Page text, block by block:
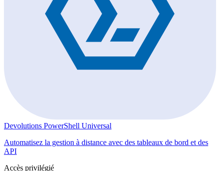
Devolutions PowerShell Universal
Automatisez la gestion à distance avec des tableaux de bord et des
API
Accès privilégié